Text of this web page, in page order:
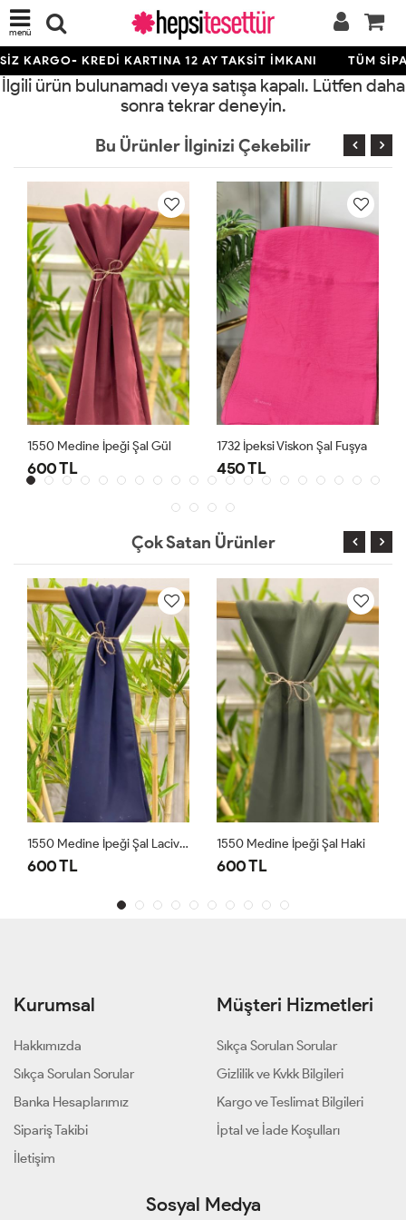
menü
KARGO- KREDİ KARTINA 12 AY TAKSİT İMKANI TÜM
İlgili ürün bulunamadı veya satışa kapalı. Lütfen daha
sonra tekrar deneyin.
Bu Ürünler İlginizi Çekebilir
1550 Medine İpeği Şal Gül
600 TL
1732 İpeksi Viskon Şal Fuşya
450 TL
Çok Satan Ürünler
1550 Medine İpeği Şal Lacivert
600 TL
1550 Medine İpeği Şal Haki
600 TL
Kurumsal
Hakkımızda
Sıkça Sorulan Sorular
Banka Hesaplarımız
Sipariş Takibi
İletişim
Müşteri Hizmetleri
Sıkça Sorulan Sorular
Gizlilik ve Kvkk Bilgileri
Kargo ve Teslimat Bilgileri
İptal ve İade Koşulları
Sosyal Medya